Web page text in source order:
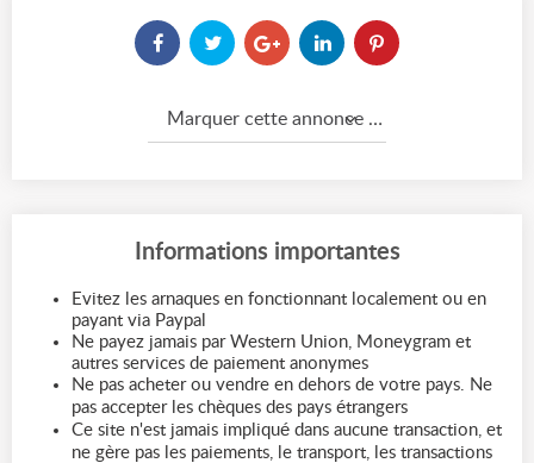
Marquer cette annonce comme...
Informations importantes
Evitez les arnaques en fonctionnant localement ou en
payant via Paypal
Ne payez jamais par Western Union, Moneygram et
autres services de paiement anonymes
Ne pas acheter ou vendre en dehors de votre pays. Ne
pas accepter les chèques des pays étrangers
Ce site n'est jamais impliqué dans aucune transaction, et
ne gère pas les paiements, le transport, les transactions